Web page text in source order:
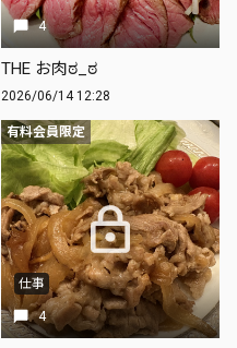
4
THE お肉ಠ_ಠ
2026/06/14 12:28
有料会員限定
仕事
4